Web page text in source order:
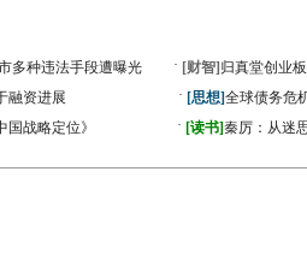
多种违法手段遭曝光 · [财智] 归真堂创业
融资进展 · [思想]全球债务危
国战略定位》 · [读书]秦厉：从迷